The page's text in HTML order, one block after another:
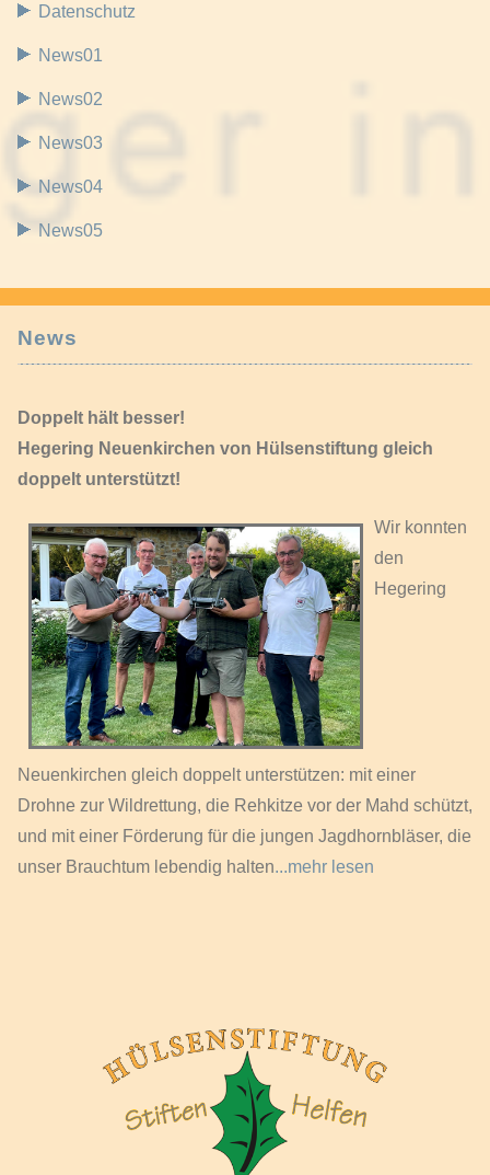
Datenschutz
News01
News02
News03
News04
News05
News
Doppelt hält besser!
Hegering Neuenkirchen von Hülsenstiftung gleich
doppelt unterstützt!
Wir konnten
den
Hegering
Neuenkirchen gleich doppelt unterstützen: mit einer
Drohne zur Wildrettung, die Rehkitze vor der Mahd schützt,
und mit einer Förderung für die jungen Jagdhornbläser, die
unser Brauchtum lebendig halten...mehr lesen